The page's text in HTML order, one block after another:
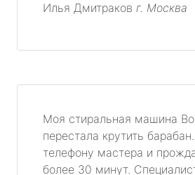
Илья Дмитраков г. Москва
Моя стиральная машина
перестала крутить
телефону мастера и
более 30 минут.